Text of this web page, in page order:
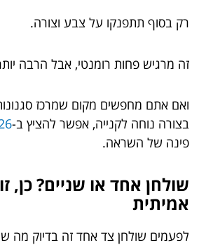
רק בסוף תתפנקו על צבע וצורה.
זה מרגיש פחות רומנטי, אבל הרבה
ואם אתם מחפשים מקום שמרכז
בצורה נוחה לקנייה, אפשר להציץ ב-
פינה של השראה.
שולחן אחד או שניים? כן,
אמיתית
לפעמים שולחן צד אחד זה בדיוק מה